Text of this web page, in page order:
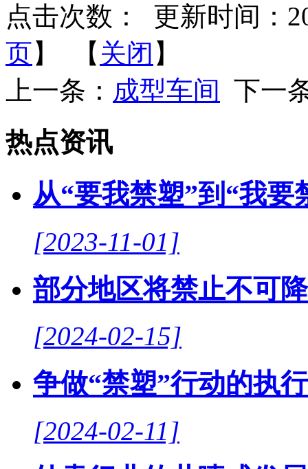
点击次数：
更新时间：
页】 【 关闭 】
上一条： 成型车间 下一
热点资讯
从“要我禁塑”到“我要
[2023-11-01]
部分地区将禁止不可
[2024-02-15]
争做“禁塑”行动的执
[2024-02-11]